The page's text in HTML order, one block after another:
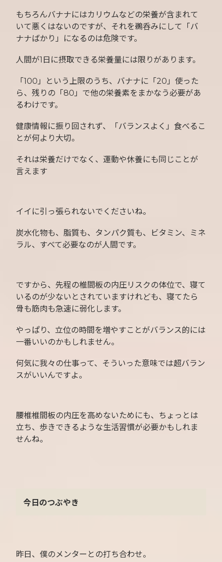
もちろんバナナにはカリウムなどの栄養が含まれて
いて悪くはないのですが、それを鵜呑みにして「バ
ナナばかり」になるのは危険です。
人間が1日に摂取できる栄養量には限りがあります。
「100」という上限のうち、バナナに「20」使った
ら、残りの「80」で他の栄養素をまかなう必要があ
るわけです。
健康情報に振り回されず、「バランスよく」食べるこ
とが何より大切。
それは栄養だけでなく、運動や休養にも同じことが
言えます
イイに引っ張られないでくださいね。
炭水化物も、脂質も、タンパク質も、ビタミン、ミネ
ラル、すべて必要なのが人間です。
ですから、先程の椎間板の内圧リスクの体位で、寝て
いるのが少ないとされていますけれども、寝てたら
骨も筋肉も急速に弱化します。
やっぱり、立位の時間を増やすことがバランス的には
一番いいのかもしれません。
何気に我々の仕事って、そういった意味では超バラン
スがいいんですよ。
腰椎椎間板の内圧を高めないためにも、ちょっとは
立ち、歩きできるような生活習慣が必要かもしれま
せんね。
今日のつぶやき
昨日、僕のメンターとの打ち合わせ。